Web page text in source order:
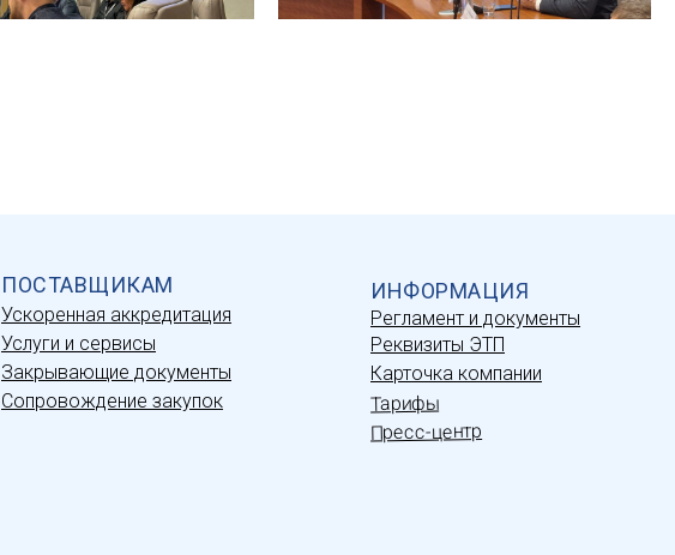
ПОСТАВЩИКАМ
Ускоренная аккредитация
Услуги и сервисы
Закрывающие документы
Сопровождение закупок
ИНФОРМАЦИЯ
Регламент и документы
Реквизиты ЭТП
Карточка компании
Тарифы
Пресс-центр